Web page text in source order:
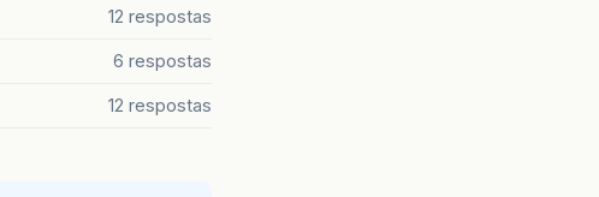
12 respostas
6 respostas
12 respostas